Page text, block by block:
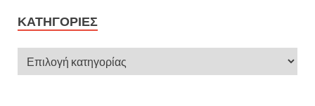
ΚΑΤΗΓΟΡΊΕΣ